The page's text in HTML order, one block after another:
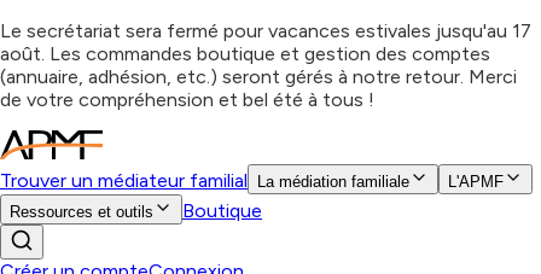
Le secrétariat sera fermé pour vacances estivales jusqu'au 17
août. Les commandes boutique et gestion des comptes
(annuaire, adhésion, etc.) seront gérés à notre retour. Merci
de votre compréhension et bel été à tous !
Trouver un médiateur familial La médiation familiale
L'APMF
Ressources et outils
Boutique